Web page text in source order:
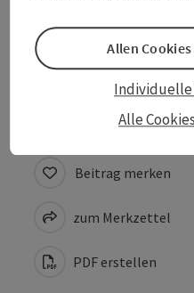
Barrierefreiheit
Beitrag merken
zum Merkzettel
PDF erstellen
Alle
Allen